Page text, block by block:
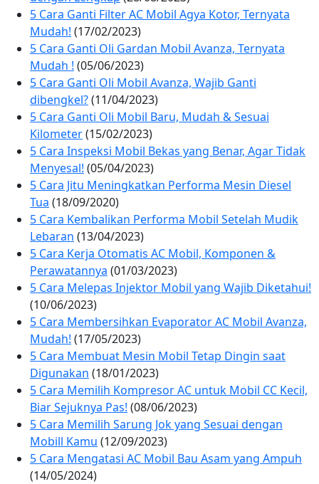
5 Cara Ganti Filter AC Mobil Agya Kotor, Ternyata
Mudah! (17/02/2023)
5 Cara Ganti Oli Gardan Mobil Avanza, Ternyata
Mudah ! (05/06/2023)
5 Cara Ganti Oli Mobil Avanza, Wajib Ganti
dibengkel?(11/04/2023)
5 Cara Ganti Oli Mobil Baru, Mudah & Sesuai
Kilometer(15/02/2023)
5 Cara Inspeksi Mobil Bekas yang Benar, Agar Tidak
Menyesal! (05/04/2023)
5 Cara Jitu Meningkatkan Performa Mesin Diesel
Tua (18/09/2020)
5 Cara Kembalikan Performa Mobil Setelah Mudik
Lebaran (13/04/2023)
5 Cara Kerja Otomatis AC Mobil, Komponen &
Perawatannya (01/03/2023)
5 Cara Melepas Injektor Mobil yang Wajib Diketahui!
(10/06/2023)
5 Cara Membersihkan Evaporator AC Mobil Avanza,
Mudah! (17/05/2023)
5 Cara Membuat Mesin Mobil Tetap Dingin saat
Digunakan (18/01/2023)
5 Cara Memilih Kompresor AC untuk Mobil CC Kecil,
Biar Sejuknya Pas! (08/06/2023)
5 Cara Memilih Sarung Jok yang Sesuai dengan
Mobill Kamu (12/09/2023)
5 Cara Mengatasi AC Mobil Bau Asam yang Ampuh
(14/05/2024)